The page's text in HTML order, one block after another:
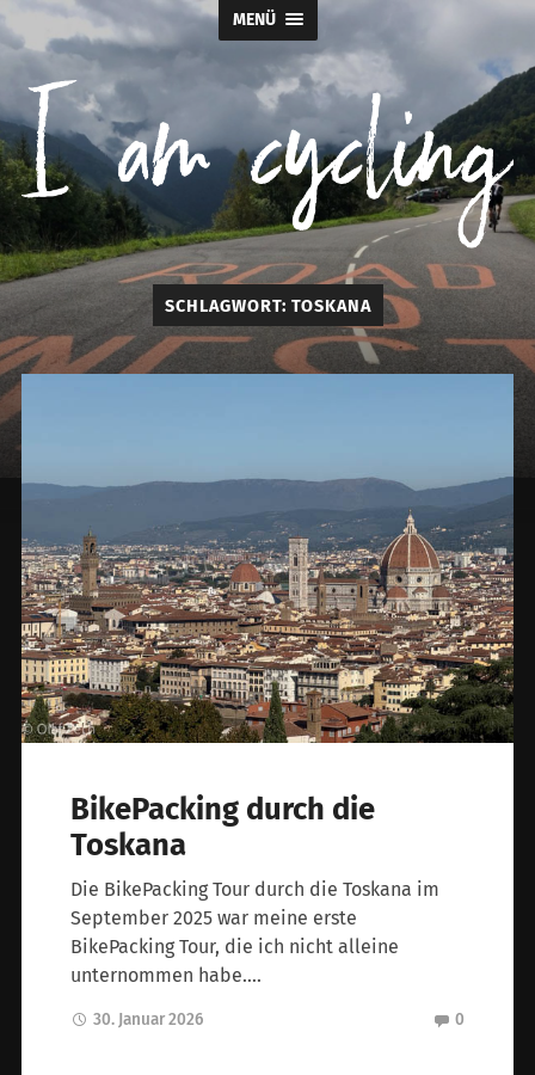
MENÜ
I
am
cycling
SCHLAGWORT: TOSKANA
BikePacking durch die
Toskana
Die BikePacking Tour durch die Toskana im
September 2025 war meine erste
BikePacking Tour, die ich nicht alleine
unternommen habe….
30. Januar 2026 0